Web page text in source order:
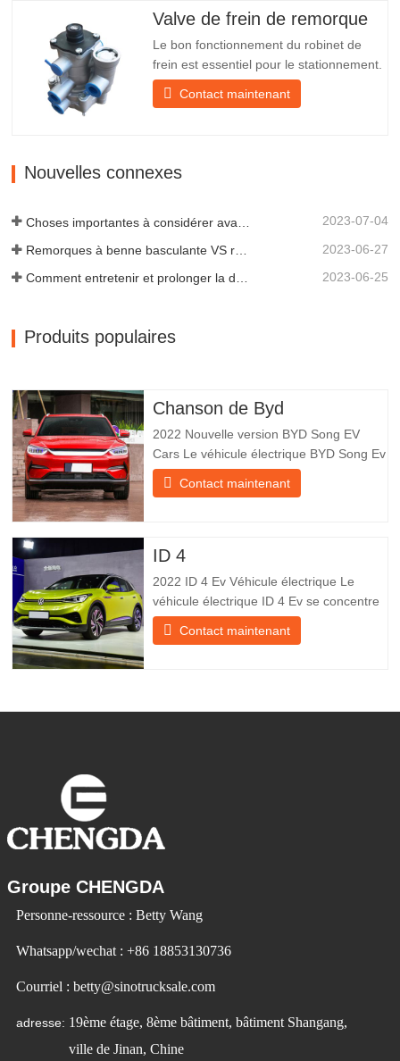
l'abat-jour pour mieux protéger l'abat-jour
Valve de frein de remorque
Le bon fonctionnement du robinet de
frein est essentiel pour le stationnement.
Il assure un freinage en douceur de la
remorque. Fondée en 2005, Chengda
scientifiques et une équipe…
Contact maintenant
Nouvelles connexes
2023-07-04
2023-06-27
Comment entretenir et prolonger la durée de vie des remorques à benne basculante ? 2023-06-25
Produits populaires
Chanson de Byd
2022 Nouvelle version BYD Song EV
Cars Le véhicule électrique BYD Song Ev
se concentre sur l’expérience client et le
développement de produits pour
populaires. BYD Song Ev Electric Vehicle
Contact maintenant
ID 4
2022 ID 4 Ev Véhicule électrique Le
véhicule électrique ID 4 Ev se concentre
sur l’expérience client et le
développement de produits pour
Contact maintenant
Groupe CHENGDA
Personne-ressource : Betty Wang
Whatsapp/wechat : +86 18853130736
Courriel : betty@sinotrucksale.com
adresse: 19ème étage, 8ème bâtiment, bâtiment Shangang,
ville de Jinan, Chine